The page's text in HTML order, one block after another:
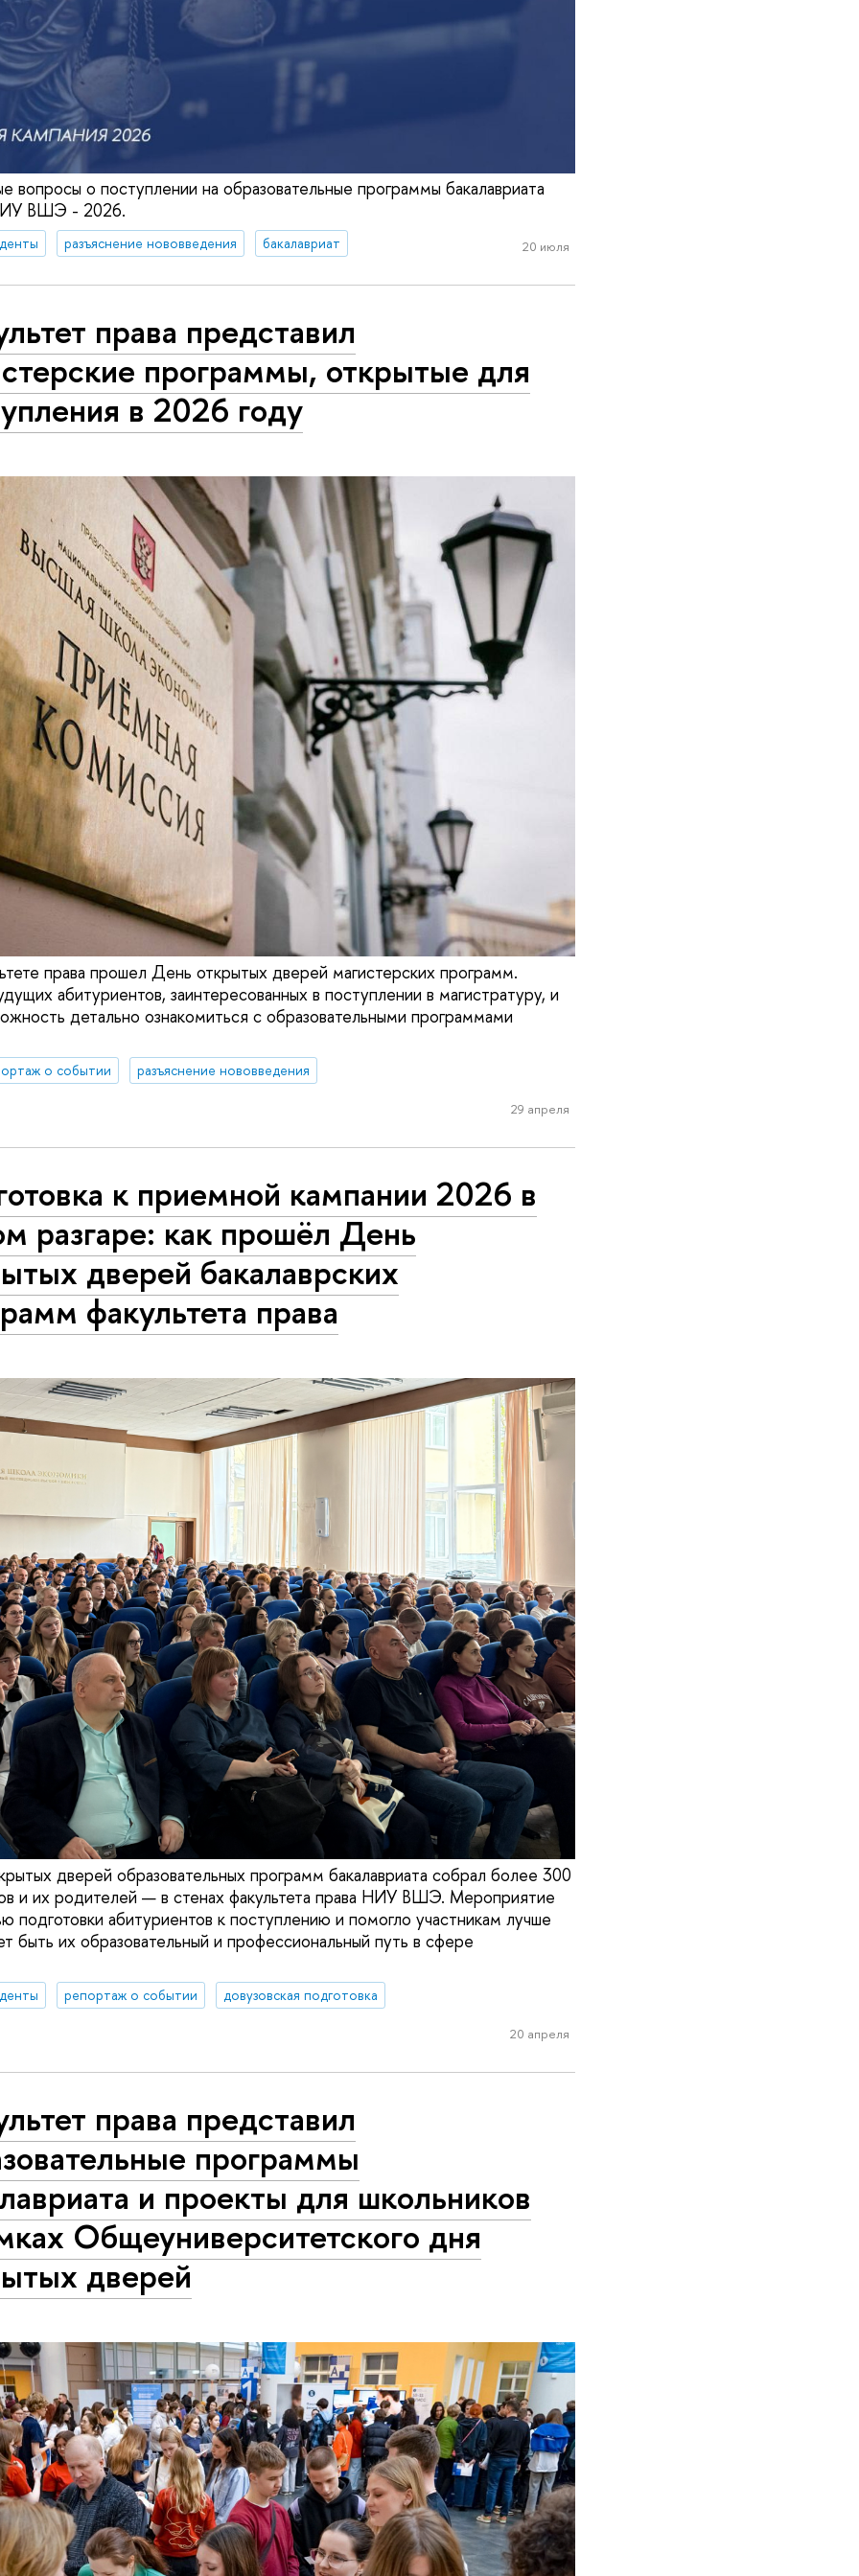
вопросы о поступлении на образовательные программы бакалавриата
ВШЭ - 2026.
разъяснение нововведения бакалавриат 20 июля
права представил
программы, открытые для
в 2026 году
права прошел День открытых дверей магистерских программ.
абитуриентов, заинтересованных в поступлении в магистратуру, и
детально ознакомиться с образовательными программами
о событии разъяснение нововведения
29 апреля
к приемной кампании 2026 в
разгаре: как прошёл День
дверей бакалаврских
факультета права
дверей образовательных программ бакалавриата собрал более 300
и их родителей — в стенах факультета права НИУ ВШЭ. Мероприятие
подготовки абитуриентов к поступлению и помогло участникам лучше
быть их образовательный и профессиональный путь в сфере
репортаж о событии довузовская подготовка
20 апреля
права представил
программы
и проекты для школьников
Общеуниверситетского дня
дверей